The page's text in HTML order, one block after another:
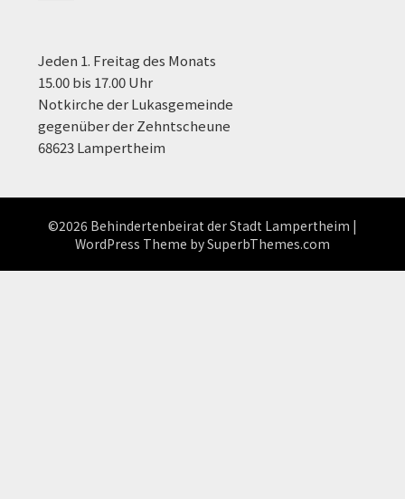
Jeden 1. Freitag des Monats
15.00 bis 17.00 Uhr
Notkirche der Lukasgemeinde
gegenüber der Zehntscheune
68623 Lampertheim
©2026 Behindertenbeirat der Stadt Lampertheim |
WordPress Theme bySuperbThemes.com